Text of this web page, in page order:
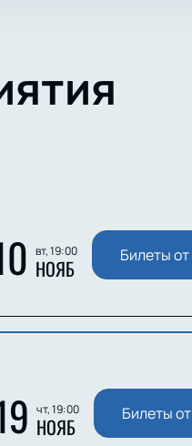
вт, 19:00
НОЯБ Билеты от
чт, 19:00
НОЯБ Билеты от